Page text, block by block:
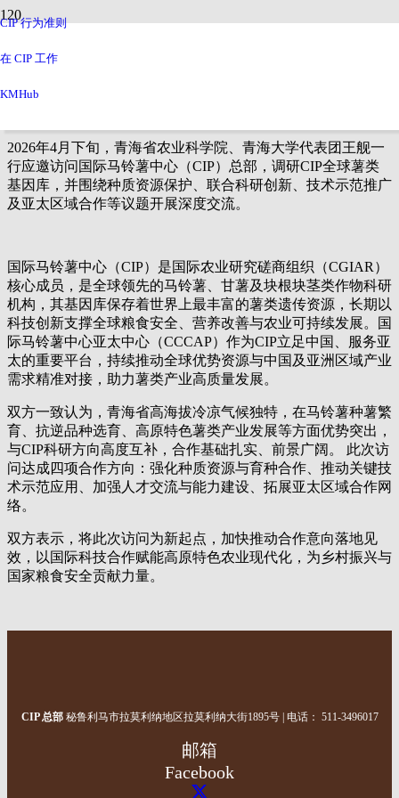
CIP 行为准则
在 CIP 工作
KMHub
深化国际合作 共筑薯业未来——青海科研院校代
表团访问国际马铃薯中心 共推块根块茎作物创新
2026年4月下旬，青海省农业科学院、青海大学代表团王舰一
行应邀访问国际马铃薯中心（CIP）总部，调研CIP全球薯类
基因库，并围绕种质资源保护、联合科研创新、技术示范推广
及亚太区域合作等议题开展深度交流。
国际马铃薯中心（CIP）是国际农业研究磋商组织 （CGIAR）
核心成员，是全球领先的马铃薯、甘薯及块根块茎类作物科研
机构，其基因库保存着世界上最丰富的薯类遗传资源，长期以
科技创新支撑全球粮食安全、营养改善与农业可持续发展。国
际马铃薯中心亚太中心（CCCAP）作为CIP立足中国、服务亚
太的重要平台，持续推动全球优势资源与中国及亚洲区域产业
需求精准对接，助力薯类产业高质量发展。
双方一致认为，青海省高海拔冷凉气候独特，在马铃薯种薯繁
育、抗逆品种选育、高原特色薯类产业发展等方面优势突出，
与CIP科研方向高度互补，合作基础扎实、前景广阔。 此次访
问达成四项合作方向：强化种质资源与育种合作、推动关键技
术示范应用、加强人才交流与能力建设、拓展亚太区域合作网
络。
双方表示，将此次访问为新起点，加快推动合作意向落地见
效，以国际科技合作赋能高原特色农业现代化，为乡村振兴与
国家粮食安全贡献力量。
CIP 总部 秘鲁利马市拉莫利纳地区拉莫利纳大街1895号| 电话： 511-3496017
邮箱
Facebook